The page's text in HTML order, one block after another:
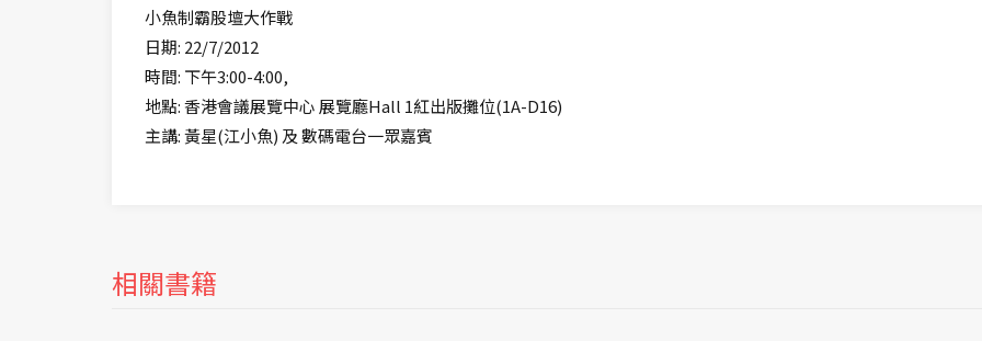
小魚制霸股壇大作戰
日期: 22/7/2012
時間: 下午3:00-4:00,
地點: 香港會議展覽中心 展覽廳Hall 1紅出版攤位(1A-D16)
主講: 黃星(江小魚) 及 數碼電台一眾嘉賓
相關書籍